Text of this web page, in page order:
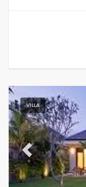
VILLA
Previous